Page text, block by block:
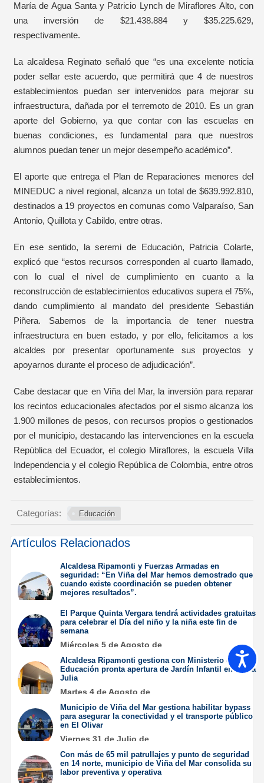
María de Agua Santa y Patricio Lynch de Miraflores Alto, con
una inversión de $21.438.884 y $35.225.629,
respectivamente.
La alcaldesa Reginato señaló que “es una excelente noticia
poder sellar este acuerdo, que permitirá que 4 de nuestros
establecimientos puedan ser intervenidos para mejorar su
infraestructura, dañada por el terremoto de 2010. Es un gran
aporte del Gobierno, ya que contar con las escuelas en
buenas condiciones, es fundamental para que nuestros
alumnos puedan tener un mejor desempeño académico”.
El aporte que entrega el Plan de Reparaciones menores del
MINEDUC a nivel regional, alcanza un total de $639.992.810,
destinados a 19 proyectos en comunas como Valparaíso, San
Antonio, Quillota y Cabildo, entre otras.
En ese sentido, la seremi de Educación, Patricia Colarte,
explicó que “estos recursos corresponden al cuarto llamado,
con lo cual el nivel de cumplimiento en cuanto a la
reconstrucción de establecimientos educativos supera el 75%,
dando cumplimiento al mandato del presidente Sebastián
Piñera. Sabemos de la importancia de tener nuestra
infraestructura en buen estado, y por ello, felicitamos a los
alcaldes por presentar oportunamente sus proyectos y
apoyarnos durante el proceso de adjudicación”.
Cabe destacar que en Viña del Mar, la inversión para reparar
los recintos educacionales afectados por el sismo alcanza los
1.900 millones de pesos, con recursos propios o gestionados
por el municipio, destacando las intervenciones en la escuela
República del Ecuador, el colegio Miraflores, la escuela Villa
Independencia y el colegio República de Colombia, entre otros
establecimientos.
Categorías: Educación
Artículos Relacionados
Alcaldesa Ripamonti y Fuerzas Armadas en
seguridad: “En Viña del Mar hemos demostrado que
cuando existe coordinación se pueden obtener
mejores resultados”.
2026
El Parque Quinta Vergara tendrá actividades gratuitas
para celebrar el Día del niño y la niña este fin de
semana
Miércoles 5 de Agosto de
Alcaldesa Ripamonti gestiona con Ministerio de
Educación pronta apertura de Jardín Infantil en Santa
Julia
Martes 4 de Agosto de
Municipio de Viña del Mar gestiona habilitar bypass
para asegurar la conectividad y el transporte público
en El Olivar
Viernes 31 de Julio de
Con más de 65 mil patrullajes y punto de seguridad
en 14 norte, municipio de Viña del Mar consolida su
labor preventiva y operativa